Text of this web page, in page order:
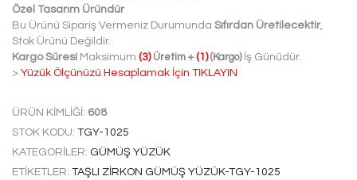
Özel Tasarım Üründür
Bu Ürünü Sipariş Vermeniz Durumunda Sıfırdan Üretilecektir
Stok Ürünü Değildir.
Kargo Süresi Maksimum (3) Üretim + (1)(Kargo)İş Günüdür.
> Yüzük Ölçünüzü Hesaplamak İçin TIKLAYIN
ÜRÜN KIMLIĞI: 608
STOK KODU: TGY-1025
KATEGORILER: GÜMÜŞ YÜZÜK
ETIKETLER: TAŞLI ZIRKON GÜMÜŞ YÜZÜK-TGY-1025